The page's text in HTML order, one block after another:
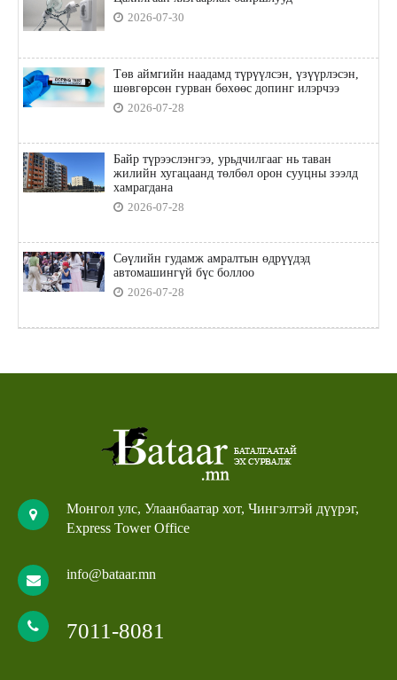
2026-07-30
Төв аймгийн наадамд түрүүлсэн, үзүүрлэсэн,
шөвгөрсөн гурван бөхөөс допинг илэрчээ
2026-07-28
Байр түрээслэнгээ, урьдчилгааг нь таван
жилийн хугацаанд төлбөл орон сууцны зээлд
хамрагдана
2026-07-28
Сөүлийн гудамж амралтын өдрүүдэд
автомашингүй бүс боллоо
2026-07-28
Монгол улс, Улаанбаатар хот, Чингэлтэй дүүрэг,
Express Tower Office
info@bataar.mn
7011-8081